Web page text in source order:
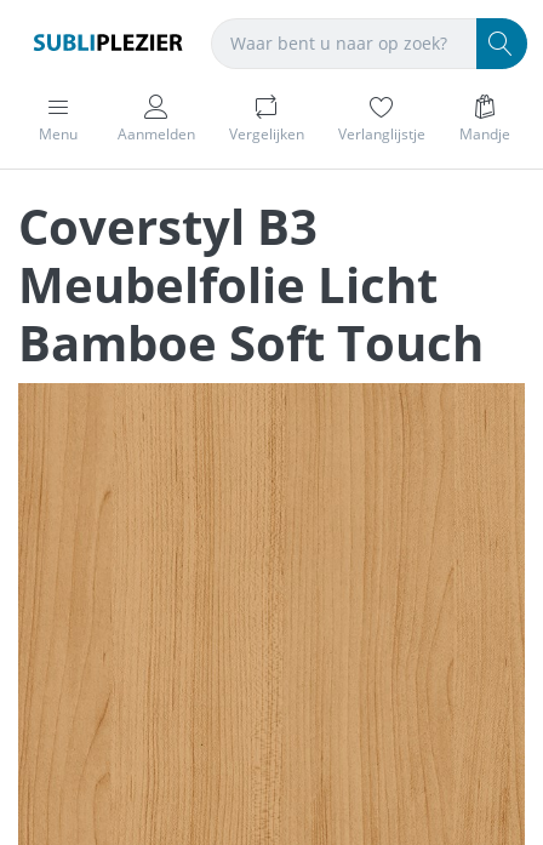
Menu Aanmelden Vergelijken Verlanglijstje Mandje
Coverstyl B3
Meubelfolie Licht
Bamboe Soft Touch